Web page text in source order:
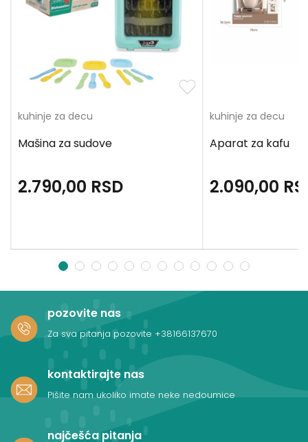
kuhinje za decu
Mašina za sudove
2.790,00 RSD
kuhinje za decu
Aparat za kafu
2.090,00
1 2 3 4 5 6 7 8 9 10 11 12
pozovite nas
Za sva pitanja pozovite +38166137670
kontaktirajte nas
Pišite nam ukoliko imate neke nedoumice
najčešća pitanja